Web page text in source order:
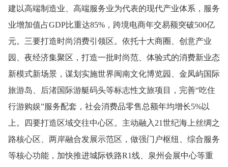
建以高端制造业、高端服务业为代表的现代产业体系，服务
业增加值占GDP比重达85%，跨境电商年交易额突破500亿
元。三要打造时尚消费引领区。依托十大商圈、创意产业
园、夜经济集聚区，打造一批时尚范、体验式的消费新业态
新模式新场景，谋划实施世界闽南文化博览园、金凤屿国际
旅游岛、后渚国际游艇码头等标志性文旅项目，完善“吃住
行游购娱”服务配套，社会消费品零售总额年均增长5%以
上。四要打造区域交往中心区。主动融入21世纪海上丝绸之
路核心区、两岸融合发展示范区，做强门户枢纽、综合服务
等核心功能，加快推进城际铁路R1线、泉州会展中心等重